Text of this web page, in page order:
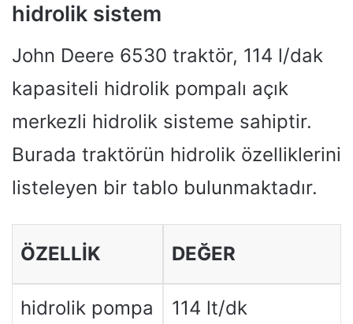
hidrolik sistem
John Deere 6530 traktör, 114 l/dak
kapasiteli hidrolik pompalı açık
merkezli hidrolik sisteme sahiptir.
Burada traktörün hidrolik özelliklerini
listeleyen bir tablo bulunmaktadır.
ÖZELLIK DEĞER
hidrolik pompa 114 lt/dk